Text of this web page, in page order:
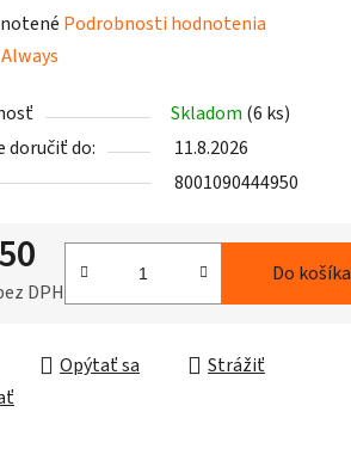
Podrobnosti hodnotenia
Always
Skladom (6 ks)
doručiť do:
11.8.2026
8001090444950
DPH
Do košíka
Opýtať sa
Strážiť